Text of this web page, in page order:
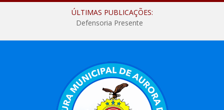
ÚLTIMAS PUBLICAÇÕES:
Defensoria Presente